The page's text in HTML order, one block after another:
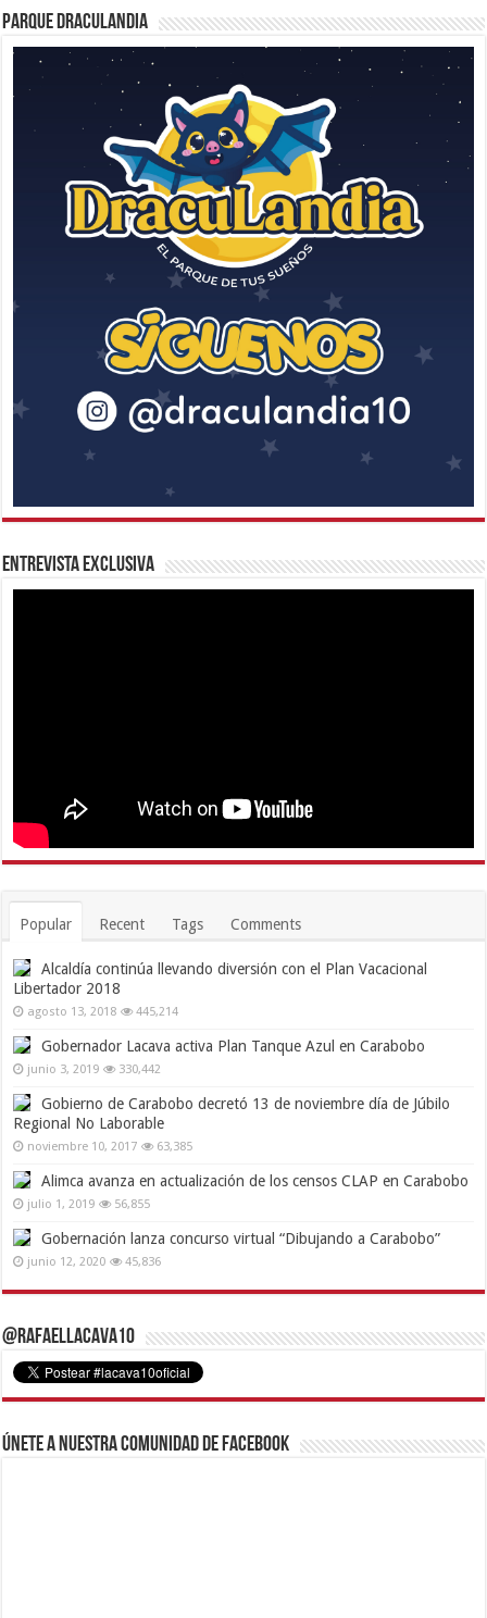
Parque Draculandia
Entrevista Exclusiva
Popular Recent Tags Comments
Alcaldía continúa llevando diversión con el Plan Vacacional
Libertador 2018
agosto 13, 2018 445,214
Gobernador Lacava activa Plan Tanque Azul en Carabobo
junio 3, 2019 330,442
Gobierno de Carabobo decretó 13 de noviembre día de Júbilo
Regional No Laborable
noviembre 10, 2017 63,385
Alimca avanza en actualización de los censos CLAP en Carabobo
julio 1, 2019 56,855
Gobernación lanza concurso virtual “Dibujando a Carabobo”
junio 12, 2020 45,836
@RafaelLacava10
Únete a nuestra comunidad de Facebook